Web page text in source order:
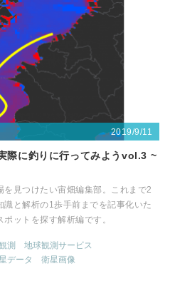
2019/9/11
際に釣りに行ってみようvol.3 ~
見つけたい宙畑編集部。これまで2
と解析の1歩手前までを記事化いた
ットを探す解析編です。
測
地球観測サービス
データ 衛星画像